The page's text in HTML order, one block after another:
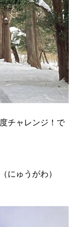
チャレンジ！で
にゅうがわ）